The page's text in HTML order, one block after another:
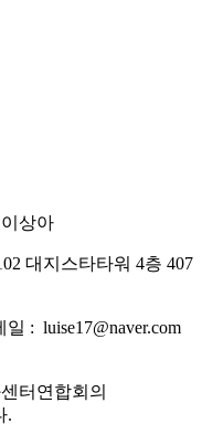
상아
대지스타타워 4층 407
: luise17@naver.com
터연합회의
.